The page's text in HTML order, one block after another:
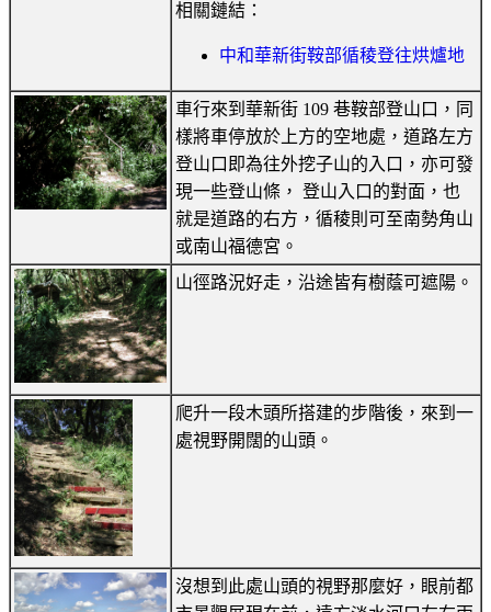
相關鏈結：
中和華新街鞍部循稜登往烘爐地
車行來到華新街 109 巷鞍部登山口，同
樣將車停放於上方的空地處，道路左方
登山口即為往外挖子山的入口，亦可發
現一些登山條， 登山入口的對面，也
就是道路的右方，循稜則可至南勢角山
或南山福德宮。
山徑路況好走，沿途皆有樹蔭可遮陽。
爬升一段木頭所搭建的步階後，來到一
處視野開闊的山頭。
沒想到此處山頭的視野那麼好，眼前都